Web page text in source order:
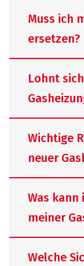
Muss ich
ersetzen?
nicht
dürfen in
und bei
sollten die
Lohnt
Beim
gelten
neue
Wichtige
neuer
Im
Was kann
meiner
Welche